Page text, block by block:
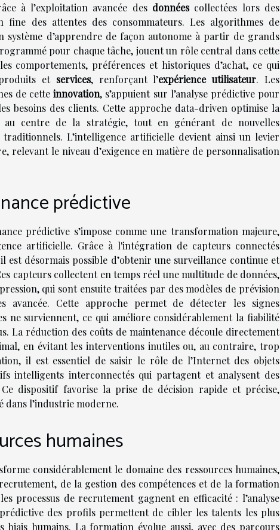
à l’exploitation avancée des donnéescollectées lors des
fine des attentes des consommateurs. Les algorithmes de
système d’apprendre de façon autonome à partir de grands
pour chaque tâche, jouent un rôle central dans cette
comportements, préférences et historiques d’achat, ce qui
et services, renforçant l’expérience utilisateur. Les
de cetteinnovation, s’appuient sur l’analyse prédictive pour
besoins des clients. Cette approche data-driven optimise la
au centre de la stratégie, tout en générant de nouvelles
L’intelligence artificielle devient ainsi un levier
le niveau d’exigence en matière de personnalisation
prédictive
prédictive s’impose comme une transformation majeure,
artificielle. Grâce à l'intégration de capteurs connectés
désormais possible d’obtenir une surveillance continue et
capteurs collectent en temps réel une multitude de données,
qui sont ensuite traitées par des modèles de prévision
avancée. Cette approche permet de détecter les signes
ne surviennent, ce qui améliore considérablement la fiabilité
La réduction des coûts de maintenance découle directement
en évitant les interventions inutiles ou, au contraire, trop
il est essentiel de saisir le rôle de l’Internet des objets
intelligents interconnectés qui partagent et analysent des
dispositif favorise la prise de décision rapide et précise,
dans l’industrie moderne.
humaines
considérablement le domaine des ressources humaines,
de la gestion des compétences et de la formation
processus de recrutement gagnent en efficacité : l’analyse
des profils permettent de cibler les talents les plus
humains. La formation évolue aussi, avec des parcours